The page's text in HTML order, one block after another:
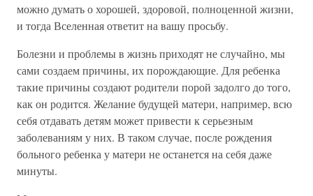
можно думать о хорошей, здоровой, полноценной жизни,
и тогда Вселенная ответит на вашу просьбу.
Болезни и проблемы в жизнь приходят не случайно, мы
сами создаем причины, их порождающие. Для ребенка
такие причины создают родители порой задолго до того,
как он родится. Желание будущей матери, например, всю
себя отдавать детям может привести к серьезным
заболеваниям у них. В таком случае, после рождения
больного ребенка у матери не останется на себя даже
минуты.